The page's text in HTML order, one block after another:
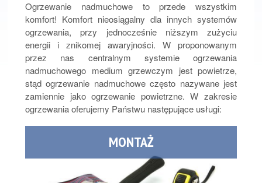
Ogrzewanie nadmuchowe to przede wszystkim
komfort! Komfort nieosiągalny dla innych systemów
ogrzewania, przy jednocześnie niższym zużyciu
energii i znikomej awaryjności. W proponowanym
przez nas centralnym systemie ogrzewania
nadmuchowego medium grzewczym jest powietrze,
stąd ogrzewanie nadmuchowe często nazywane jest
zamiennie jako ogrzewanie powietrzne. W zakresie
ogrzewania oferujemy Państwu następujące usługi:
MONTAŻ